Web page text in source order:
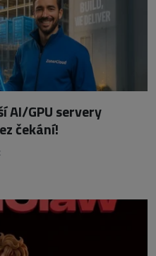
AI/GPU servery
čekání!